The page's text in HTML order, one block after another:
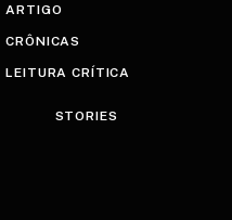
ARTIGO
CRÔNICAS
LEITURA CRÍTICA
STORIES